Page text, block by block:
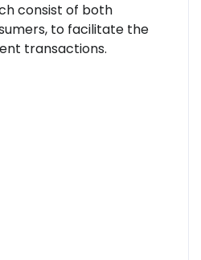
consist of both
to facilitate the
transactions.